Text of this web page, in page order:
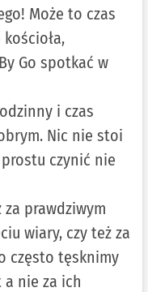
Może to czas
Go spotkać w
i czas
Nic nie stoi
czynić nie
prawdziwym
wiary, czy też za
często tęsknimy
a nie za ich